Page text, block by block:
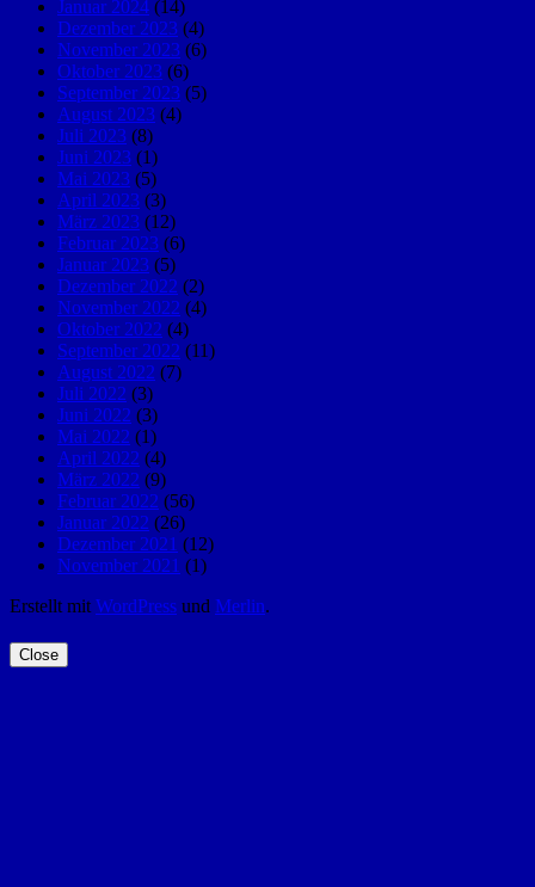
Januar 2024 (14)
Dezember 2023 (4)
November 2023 (6)
Oktober 2023 (6)
September 2023 (5)
August 2023 (4)
Juli 2023 (8)
Juni 2023 (1)
Mai 2023 (5)
April 2023 (3)
März 2023 (12)
Februar 2023 (6)
Januar 2023 (5)
Dezember 2022 (2)
November 2022 (4)
Oktober 2022 (4)
September 2022 (11)
August 2022 (7)
Juli 2022 (3)
Juni 2022 (3)
Mai 2022 (1)
April 2022 (4)
März 2022 (9)
Februar 2022 (56)
Januar 2022 (26)
Dezember 2021 (12)
November 2021 (1)
Erstellt mit WordPress und Merlin.
Close